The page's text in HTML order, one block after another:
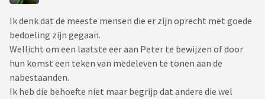
Ik denk dat de meeste mensen die er zijn oprecht met goede
bedoeling zijn gegaan.
Wellicht om een laatste eer aan Peter te bewijzen of door
hun komst een teken van medeleven te tonen aan de
nabestaanden.
Ik heb die behoefte niet maar begrijp dat andere die wel